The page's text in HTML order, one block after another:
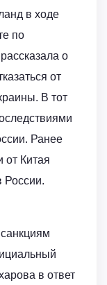
в ходе
по
о
от
В тот
Ранее
Китая
России.
в ответ